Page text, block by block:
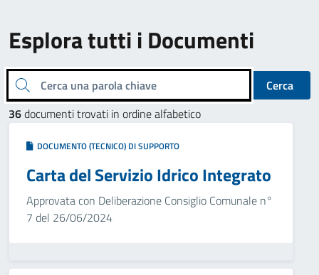
Esplora tutti i Documenti
Cerca una parola chiave
Cerca
36documenti trovati in ordine alfabetico
DOCUMENTO (TECNICO) DI SUPPORTO
Carta del Servizio Idrico Integrato
Approvata con Deliberazione Consiglio Comunale n°
7 del 26/06/2024